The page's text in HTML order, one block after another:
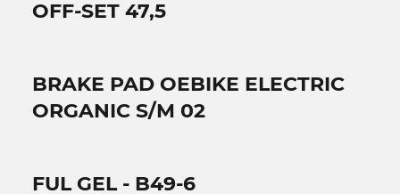
OFF-SET 47,5
BRAKE PAD OEBIKE ELECTRIC
ORGANIC S/M 02
FUL GEL - B49-6